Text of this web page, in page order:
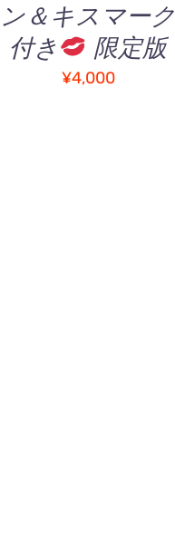
ン＆キスマーク
付き
限定版
¥4,000